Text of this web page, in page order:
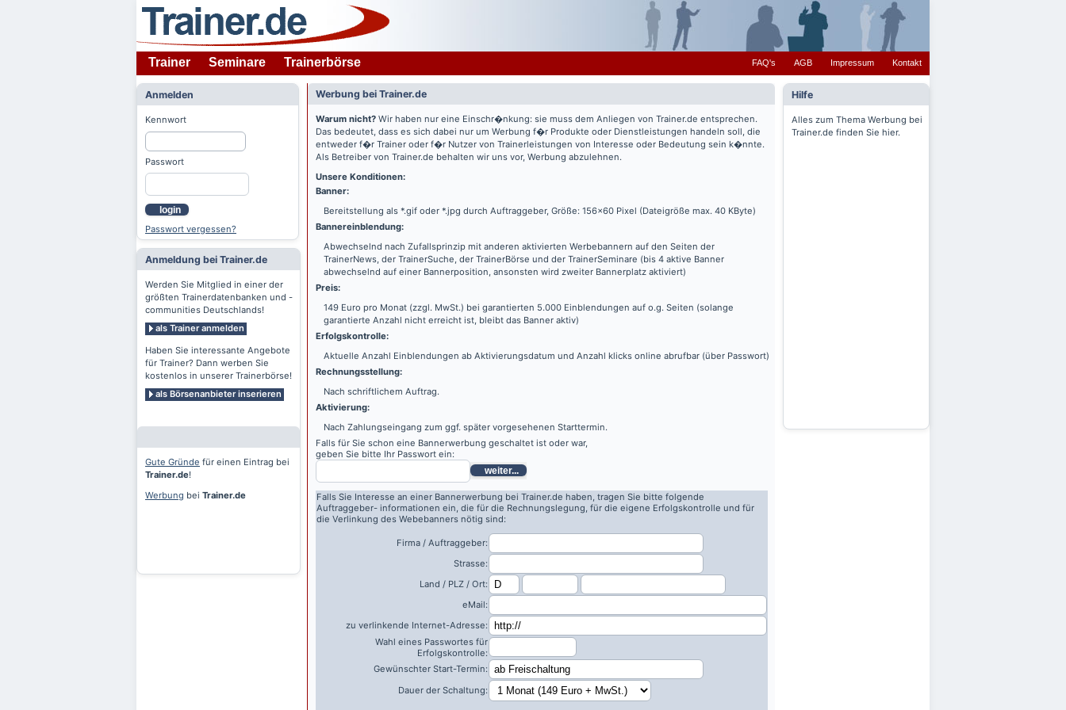
Trainer Seminare Trainerbörse FAQ's AGB Impressum Kontakt
Anmelden
Kennwort
Passwort
login
Passwort vergessen?
Anmeldung bei Trainer.de
Werden Sie Mitglied in einer der
größten Trainerdatenbanken und -
communities Deutschlands!
als Trainer anmelden
Haben Sie interessante Angebote
für Trainer? Dann werben Sie
kostenlos in unserer Trainerbörse!
als Börsenanbieter inserieren
Gute Gründe für einen Eintrag bei
Trainer.de!
Werbung bei Trainer.de
Hilfe
Alles zum Thema Werbung bei
Trainer.de finden Sie hier.
Werbung bei Trainer.de
Warum nicht? Wir haben nur eine Einschr�nkung: sie muss dem Anliegen von Trainer.de entsprechen.
Das bedeutet, dass es sich dabei nur um Werbung f�r Produkte oder Dienstleistungen handeln soll, die
entweder f�r Trainer oder f�r Nutzer von Trainerleistungen von Interesse oder Bedeutung sein k�nnte.
Als Betreiber von Trainer.de behalten wir uns vor, Werbung abzulehnen.
Unsere Konditionen:
Banner:
Bereitstellung als *.gif oder *.jpg durch Auftraggeber, Größe: 156x60 Pixel (Dateigröße max. 40 KByte)
Bannereinblendung:
Abwechselnd nach Zufallsprinzip mit anderen aktivierten Werbebannern auf den Seiten der
TrainerNews, der TrainerSuche, der TrainerBörse und der TrainerSeminare (bis 4 aktive Banner
abwechselnd auf einer Bannerposition, ansonsten wird zweiter Bannerplatz aktiviert)
Preis:
149 Euro pro Monat (zzgl. MwSt.) bei garantierten 5.000 Einblendungen auf o.g. Seiten (solange
garantierte Anzahl nicht erreicht ist, bleibt das Banner aktiv)
Erfolgskontrolle:
Aktuelle Anzahl Einblendungen ab Aktivierungsdatum und Anzahl klicks online abrufbar (über Passwort)
Rechnungsstellung:
Nach schriftlichem Auftrag.
Aktivierung:
Nach Zahlungseingang zum ggf. später vorgesehenen Starttermin.
Falls für Sie schon eine Bannerwerbung geschaltet ist oder war,
geben Sie bitte Ihr Passwort ein:
weiter...
Falls Sie Interesse an einer Bannerwerbung bei Trainer.de haben, tragen Sie bitte folgende
Auftraggeber- informationen ein, die für die Rechnungslegung, für die eigene Erfolgskontrolle und für
die Verlinkung des Webebanners nötig sind:
Firma / Auftraggeber:
Strasse:
Land / PLZ / Ort:
eMail:
zu verlinkende Internet-Adresse:
Wahl eines Passwortes für
Erfolgskontrolle:
Gewünschter Start-Termin:
Dauer der Schaltung: